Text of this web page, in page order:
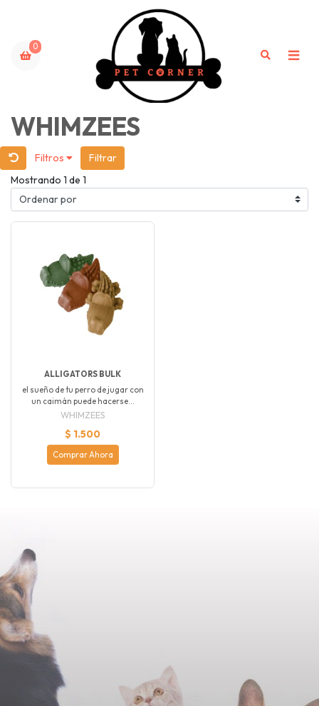
0
WHIMZEES
Filtros
Filtrar
Mostrando 1 de 1
ALLIGATORS BULK
el sueño de tu perro de jugar con
un caimán puede hacerse...
WHIMZEES
$ 1.500
Comprar Ahora